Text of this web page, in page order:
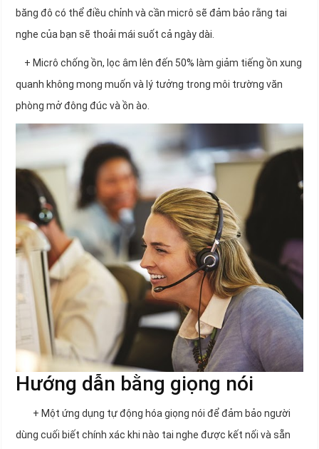
băng đô có thể điều chỉnh và cần micrô sẽ đảm bảo rằng tai
nghe của bạn sẽ thoải mái suốt cả ngày dài.
+ Micrô chống ồn, lọc âm lên đến 50% làm giảm tiếng ồn xung
quanh không mong muốn và lý tưởng trong môi trường văn
phòng mở đông đúc và ồn ào.
Hướng dẫn bằng giọng nói
+ Một ứng dụng tự động hóa giọng nói để đảm bảo người
dùng cuối biết chính xác khi nào tai nghe được kết nối và sẵn